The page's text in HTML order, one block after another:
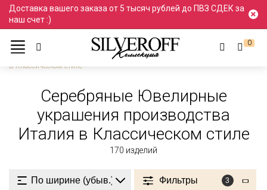
Доставка вашего заказа от 5 тысяч рублей до ПВЗ СДЕК за
наш счет :)
0
Ювелирные украшения
Серебро
Производство Италия
В Классическом стиле
Серебряные Ювелирные
украшения производства
Италия в Классическом стиле
170 изделий
Фильтры 3